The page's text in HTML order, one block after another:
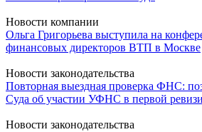
Новости компании
Ольга Григорьева выступила на
финансовых директоров ВТП в Москве
Новости законодательства
Повторная выездная проверка ФНС:
Суда об участии УФНС в первой
Новости законодательства